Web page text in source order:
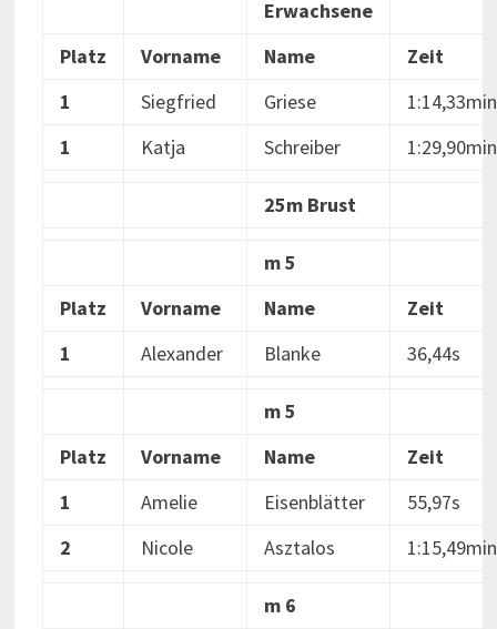
Erwachsene
Platz
Vorname Name
Zeit
1
Siegfried Griese
1:14,33min
1
Katja Schreiber 1:29,90min
25m Brust
m 5
Platz
Vorname Name
Zeit
1
Alexander Blanke 36,44s
m 5
Platz
Vorname Name
Zeit
1
Amelie Eisenblätter
55,97s
2
Nicole Asztalos 1:15,49min
m 6